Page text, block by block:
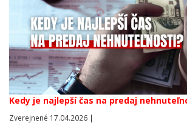
Kedy je najlepší čas na predaj
Zverejnené 17.04.2026 |